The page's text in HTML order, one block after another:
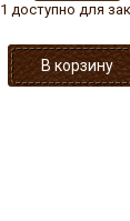
1 доступно для